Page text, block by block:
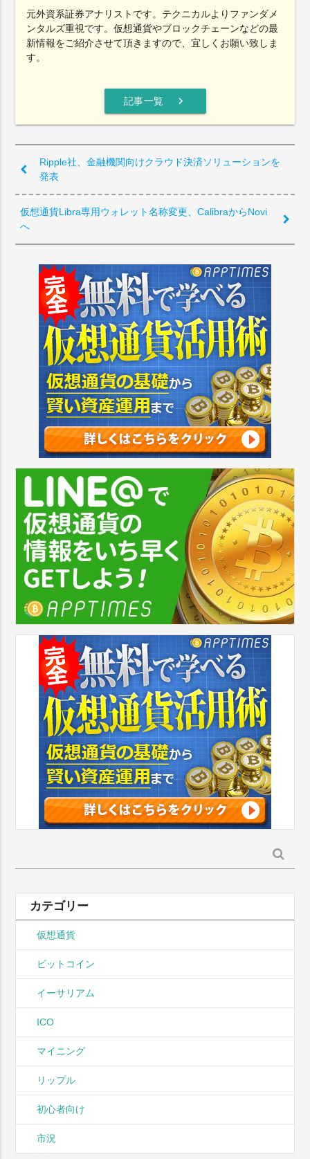
元外資系証券アナリストです。テクニカルよりファンダメ
ンタルズ重視です。仮想通貨やブロックチェーンなどの最
新情報をご紹介させて頂きますので、宜しくお願い致しま
す。
記事一覧 chevron_right
Ripple社、金融機関向けクラウド決済ソリューションを
発表
仮想通貨Libra専用ウォレット名称変更、CalibraからNovi
へ
索:
カテゴリー
仮想通貨
ビットコイン
イーサリアム
ICO
マイニング
リップル
初心者向け
市況